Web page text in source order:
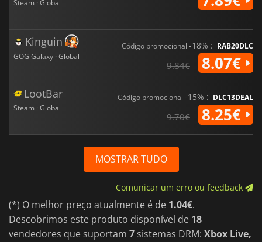
Steam · Global
Kinguin
GOG Galaxy · Global
Código promocional -18% : RAB20DLC
9.84€ 8.07€
LootBar
Steam · Global
Código promocional -15% : DLC13DEAL
9.70€ 8.25€
MOSTRAR TUDO
Comunicar um erro ou feedback
(*) O melhor preço atualmente é de 1.04€.
Descobrimos este produto disponível de 18
vendedores que suportam 7 sistemas DRM: Xbox Live,